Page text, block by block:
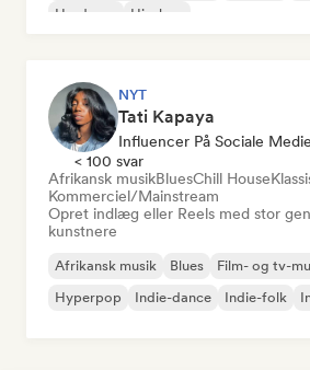
Hardcore
Hip-hop
NYT
Tati Kapaya
Influencer På Sociale
< 100 svar
Afrikansk musikBluesChill House
Kommerciel/Mainstream
Opret indlæg eller Reels med stor
kunstnere
Afrikansk musik Blues Film- og tv-
Hyperpop
Indie-dance Indie-folk